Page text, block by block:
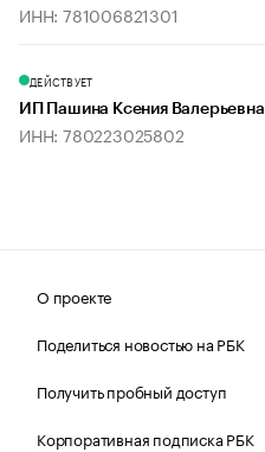
ИНН: 781006821301
ДЕЙСТВУЕТ
ИП Пашина Ксения Валерьевна
ИНН: 780223025802
О проекте
Поделиться новостью на РБК
Получить пробный доступ
Корпоративная подписка РБК